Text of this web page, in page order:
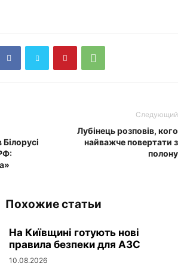
Следующий
Лубінець розповів, кого
найважче повертати з
полону
Похожие статьи
На Київщині готують нові
правила безпеки для АЗС
10.08.2026